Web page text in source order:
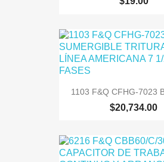
1103 F&Q CFHG-7023
$20,734.00